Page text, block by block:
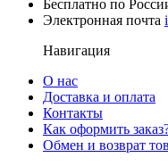
Бесплатно по
Электронная почта
Навигация
О нас
Доставка и оплата
Контакты
Как оформить
Обмен и возврат